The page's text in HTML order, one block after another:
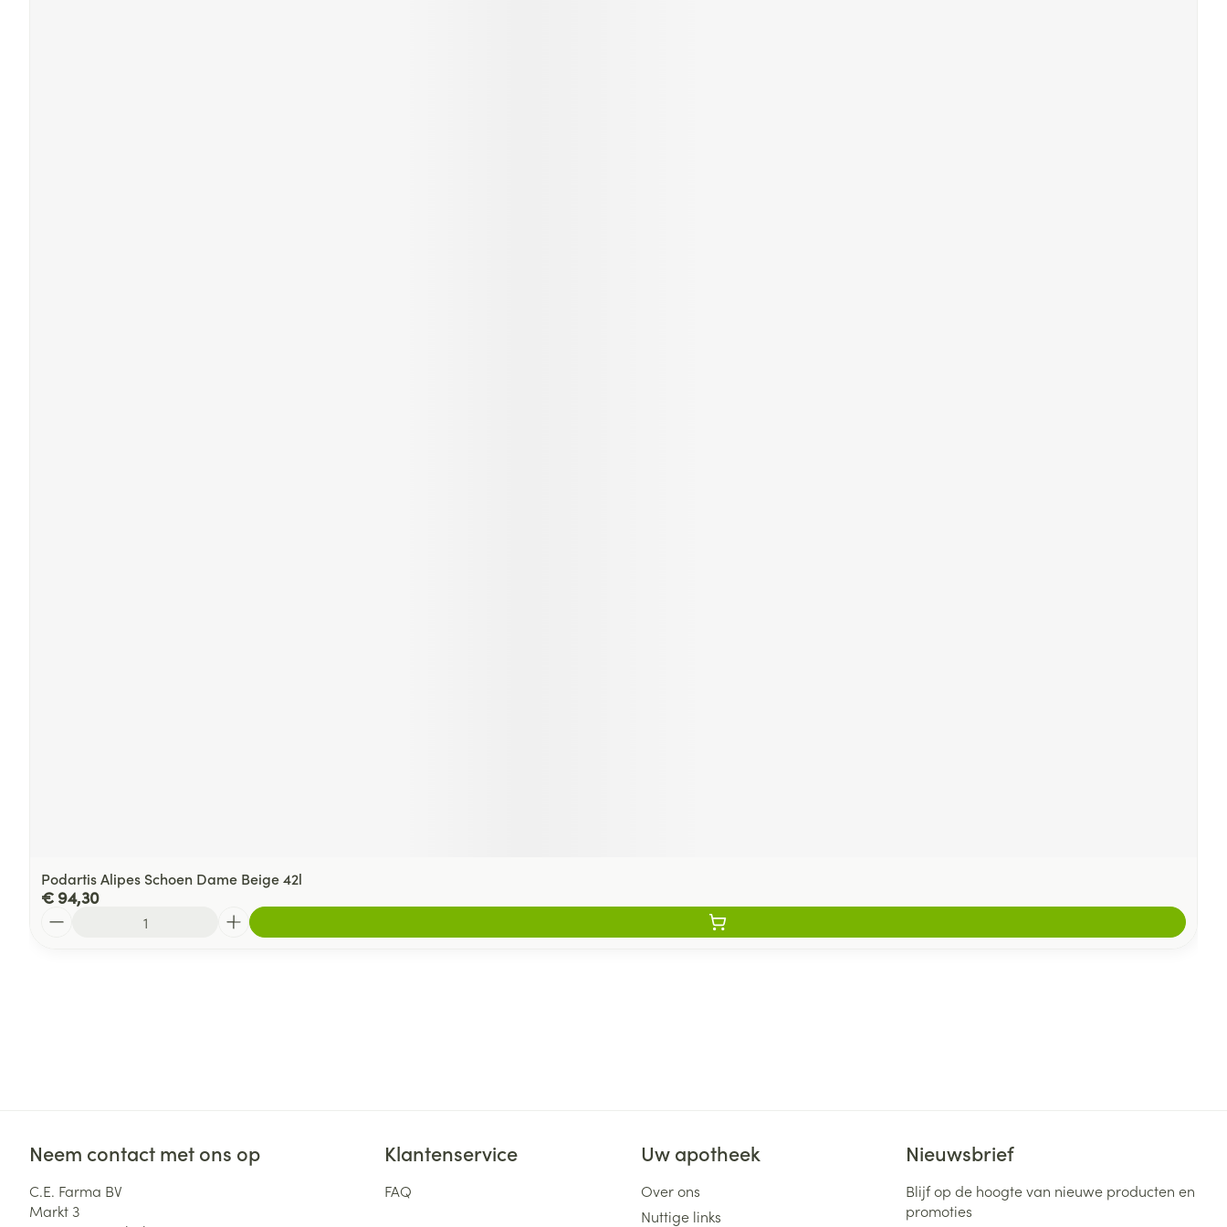
Podartis Alipes Schoen Dame Beige 42l
€ 94,30
Neem contact met ons op
C.E. Farma BV
Markt 3
Klantenservice
FAQ
Uw apotheek
Over ons
Nuttige links
Nieuwsbrief
Blijf op de hoogte van nieuwe producten en
promoties